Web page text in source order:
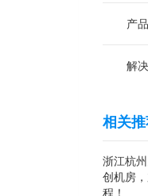
产
解
相关
浙江杭
创机房
程！